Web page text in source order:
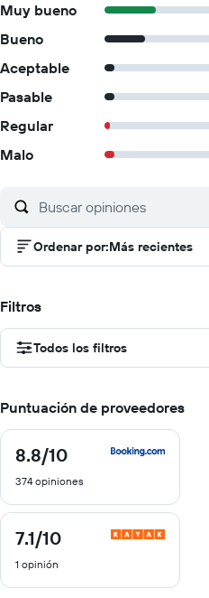
Muy bueno
Bueno
Aceptable
Pasable
Regular
Malo
Ordenar por:Más recientes
Filtros
Todos los filtros
Puntuación de proveedores
8.8/10
8.8
10
374 opiniones
7.1/10
7.1
10
1 opinión